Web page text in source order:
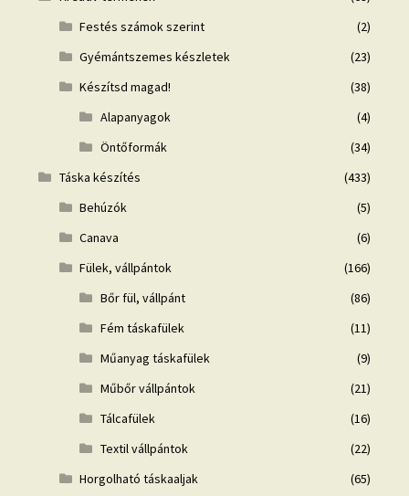
Festés számok szerint
(2)
Gyémántszemes készletek
(23)
Készítsd magad!
(38)
Alapanyagok
(4)
Öntőformák
(34)
Táska készítés
(433)
Behúzók
(5)
Canava
(6)
Fülek, vállpántok
(166)
Bőr fül, vállpánt
(86)
Fém táskafülek
(11)
Műanyag táskafülek
(9)
Műbőr vállpántok
(21)
Tálcafülek
(16)
Textil vállpántok
(22)
Horgolható táskaaljak
(65)